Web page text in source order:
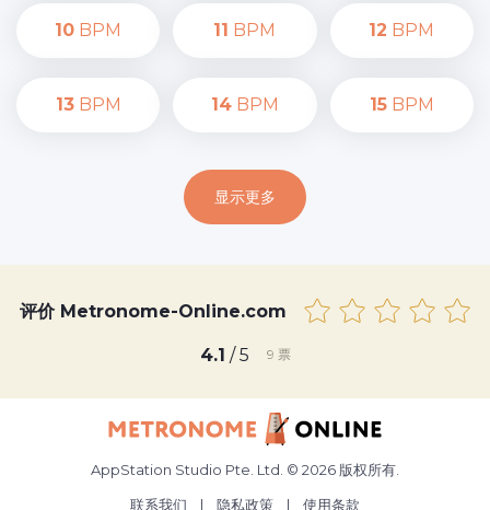
10 BPM 11 BPM 12 BPM
13BPM 14BPM 15BPM
显示更多
评价 Metronome-Online.com
4.1 / 5 9 票
AppStation Studio Pte. Ltd. © 2026 版权所有.
联系我们
| 隐私政策 | 使用条款